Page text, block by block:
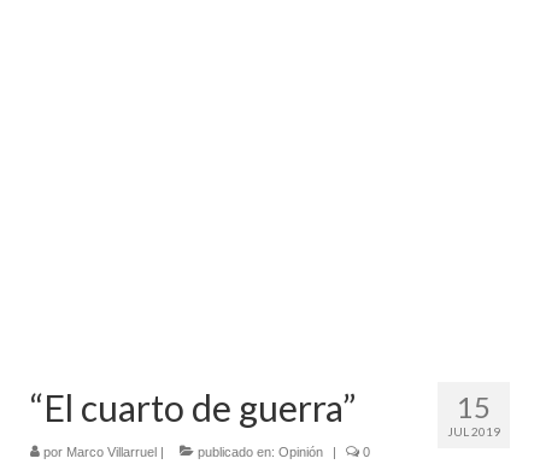
15
JUL 2019
“El cuarto de guerra”
por Marco Villarruel | publicado en: Opinión | 0